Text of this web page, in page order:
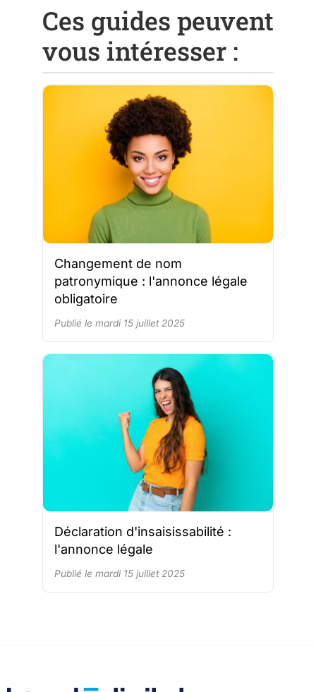
Ces guides peuvent
vous intéresser :
Changement de nom
patronymique : l'annonce légale
obligatoire
Publié le mardi 15 juillet 2025
Déclaration d'insaisissabilité :
l'annonce légale
Publié le mardi 15 juillet 2025